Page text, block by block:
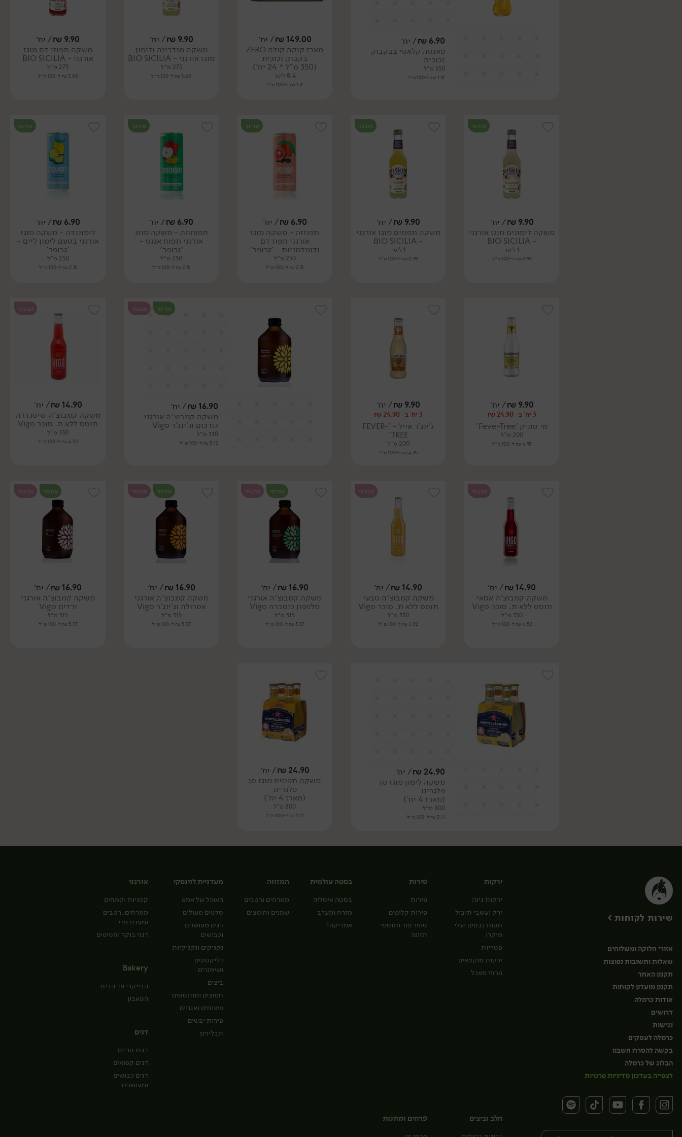
6.90
₪/ יח׳
פאנטה קלאסי בבקבוק
זכוכית
350 מ״ל
1.97 ₪ ל-100 מ״ל
149.00
₪/ יח׳
מארז קוקה קולה ZERO
בקבוק זכוכית
(350 מ"ל * 24 יח')
8.4 ליטר
1.77 ₪ ל-100 מ״ל
9.90
₪/ יח׳
משקה מנדרינה ולימון
מוגז אורגני - BIO SICILIA
275 מ״ל
3.60 ₪ ל-100 מ״ל
9.90
₪/ יח׳
משקה תפוזי דם מוגז
אורגני - BIO SICILIA
275 מ״ל
3.60 ₪ ל-100 מ״ל
אורגני
9.90
₪/ יח׳
משקה לימונים מוגז אורגני
- BIO SICILIA
1 ליטר
0.99 ₪ ל-100 מ״ל
אורגני
9.90
₪/ יח׳
משקה תפוזים מוגז אורגני
- BIO SICILIA
1 ליטר
0.99 ₪ ל-100 מ״ל
אורגני
6.90
₪/ יח׳
תפוזזה - משקה מוגז
אורגני תפוז דם
ודומדמניות - ׳גרופר׳
250 מ״ל
2.76 ₪ ל-100 מ״ל
אורגני
6.90
₪/ יח׳
תפוחחה - משקה מוזג
אורגני תפוח אננס -
׳גרופר׳
250 מ״ל
2.76 ₪ ל-100 מ״ל
אורגני
6.90
₪/ יח׳
לימוננדה - משקה מוגז
אורגני בטעם לימון ליים -
׳גרופר׳
250 מ״ל
2.76 ₪ ל-100 מ״ל
9.90
₪/ יח׳
3 יח' ב- 24.90 ₪
מי טוניק 'Feve-Tree'
200 מ"ל
4.95 ₪ ל-100 מ"ל
9.90
₪/ יח׳
3 יח' ב- 24.90 ₪
ג'ינג'ר אייל - 'FEVER-
TREE'
200 מ״ל
4.95 ₪ ל-100 מ״ל
אורגני טבעוני
16.90
₪/ יח׳
משקה קמבוצ׳ה אורגני
כורכום וג'ינג'ר Vigo
330 מ״ל
5.12 ₪ ל-100 מ״ל
טבעוני
14.90
₪/ יח׳
משקה קמבוצ׳ה שיסנדרה
תוסס ללא ת. סוכר Vigo
330 מ"ל
4.52 ₪ ל-100 מ"ל
טבעוני
14.90
₪/ יח׳
משקה קמבוצ׳ה אסאי
תוסס ללא ת. סוכר Vigo
330 מ״ל
4.52 ₪ ל-100 מ״ל
טבעוני
14.90
₪/ יח׳
משקה קמבוצ׳ה טבעי
תוסס ללא ת. סוכר Vigo
330 מ"ל
4.52 ₪ ל-100 מ"ל
אורגני טבעוני
16.90
₪/ יח׳
משקה קמבוצ׳ה אורגני
מלפפון כוסברה Vigo
315 מ״ל
5.37 ₪ ל-100 מ״ל
אורגני טבעוני
16.90
₪/ יח׳
משקה קמבוצ׳ה אורגני
אסרולה וג'ינג'ר Vigo
315 מ״ל
5.37 ₪ ל-100 מ״ל
אורגני טבעוני
16.90
₪/ יח׳
משקה קמבוצ׳ה אורגני
ורדים Vigo
315 מ״ל
5.37 ₪ ל-100 מ״ל
24.90
₪/ יח׳
משקה לימון מוגז סן
פלגרינו
(מארז 4 יח')
800 מ״ל
3.11 ₪ ל-100 מ״ל
24.90
₪/ יח׳
משקה תפוזים מוגז סן
פלגרינו
(מארז 4 יח')
800 מ״ל
3.11 ₪ ל-100 מ״ל
ירקות
ירקות גינה
ירק ועשבי תיבול
חסות נבטים ועלי
מיקרו
פטריות
ירקות מוקפאים
פרחי מאכל
פירות
פירות
פירות קלופים
סופר פוד ותוספי
תזונה
בסטה עולמית
בסטה איטליה
מזרח ומערב
אמריקה!
המזווה
ממרחים ורטבים
שמנים וחומצים
מעדניית לוינסקי
האוכל של אמא
סלטים מעולים
דגים מעושנים
וכבושים
נקניקים ונקניקיות
דליקטסים
ושימורים
ביצים
חמוצים ומותססים
פיצוחים ואגוזים
פירות יבשים
תבלינים
אורגני
קטניות וקמחים
ממרחים, רטבים
ומעדני פרי
דגני בוקר וחטיפים
Bakery
הבייקרי עד הבית
הטאבון
דגים
דגים טריים
דגים קפואים
דגים כבושים
ומעושנים
חלב וביצים פרחים ומתנות
שירות לקוחות >
אזורי חלוקה ומשלוחים
שאלות ותשובות נפוצות
תקנון האתר
תקנון מועדון לקוחות
אודות כרמלה
דרושים
נגישות
כרמלה לעסקים
בקשה להסרת חשבון
הבלוג של כרמלה
לצפייה בעדכון מדיניות פרטיות